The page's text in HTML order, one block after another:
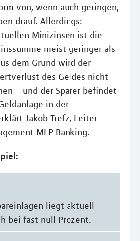
von, wenn auch geringen,
drauf. Allerdings:
Minizinsen ist die
meist geringer als
dem Grund wird der
des Geldes nicht
– und der Sparer befindet
in der
Jakob Trefz, Leiter
MLP Banking.
liegt aktuell
bei fast null Prozent.